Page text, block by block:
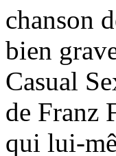
chanson
bien
Casual
de Franz
qui lui-